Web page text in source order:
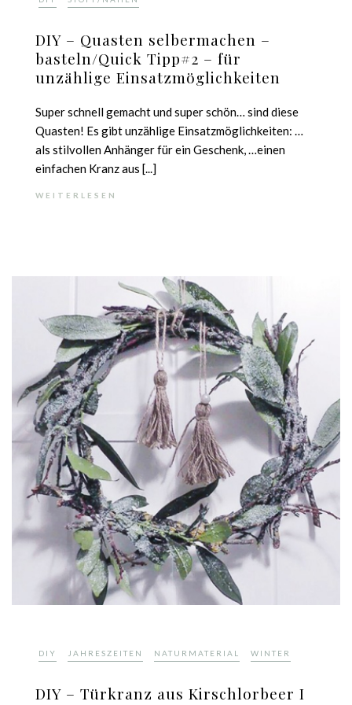
DIY – Quasten selbermachen –
basteln/Quick Tipp#2 – für
unzählige Einsatzmöglichkeiten
Super schnell gemacht und super schön… sind diese
Quasten! Es gibt unzählige Einsatzmöglichkeiten: …
als stilvollen Anhänger für ein Geschenk, …einen
einfachen Kranz aus [...]
WEITERLESEN
DIY JAHRESZEITEN NATURMATERIAL WINTER
DIY – Türkranz aus Kirschlorbeer I